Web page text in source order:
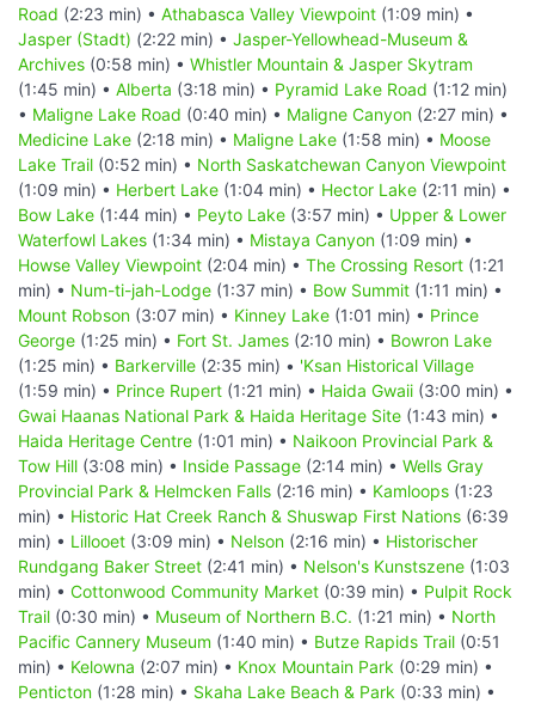
Road (2:23 min) • Athabasca Valley Viewpoint (1:09 min) •
Jasper (Stadt) (2:22 min) • Jasper-Yellowhead-Museum &
Archives (0:58 min) • Whistler Mountain & Jasper Skytram
(1:45 min) • Alberta (3:18 min) • Pyramid Lake Road (1:12 min)
• Maligne Lake Road (0:40 min) • Maligne Canyon (2:27 min) •
Medicine Lake (2:18 min) • Maligne Lake (1:58 min) • Moose
Lake Trail (0:52 min) • North Saskatchewan Canyon Viewpoint
(1:09 min) • Herbert Lake (1:04 min) • Hector Lake (2:11 min) •
Bow Lake (1:44 min) • Peyto Lake (3:57 min) • Upper & Lower
Waterfowl Lakes (1:34 min) • Mistaya Canyon (1:09 min) •
Howse Valley Viewpoint (2:04 min) • The Crossing Resort (1:21
min) • Num-ti-jah-Lodge (1:37 min) • Bow Summit (1:11 min) •
Mount Robson (3:07 min) • Kinney Lake (1:01 min) • Prince
George (1:25 min) • Fort St. James (2:10 min) • Bowron Lake
(1:25 min) • Barkerville (2:35 min) • 'Ksan Historical Village
(1:59 min) • Prince Rupert (1:21 min) • Haida Gwaii (3:00 min) •
Gwai Haanas National Park & Haida Heritage Site (1:43 min) •
Haida Heritage Centre (1:01 min) • Naikoon Provincial Park &
Tow Hill (3:08 min) • Inside Passage (2:14 min) • Wells Gray
Provincial Park & Helmcken Falls (2:16 min) • Kamloops (1:23
min) • Historic Hat Creek Ranch & Shuswap First Nations (6:39
min) • Lillooet (3:09 min) • Nelson (2:16 min) • Historischer
Rundgang Baker Street (2:41 min) • Nelson's Kunstszene (1:03
min) • Cottonwood Community Market (0:39 min) • Pulpit Rock
Trail (0:30 min) • Museum of Northern B.C. (1:21 min) • North
Pacific Cannery Museum (1:40 min) • Butze Rapids Trail (0:51
min) • Kelowna (2:07 min) • Knox Mountain Park (0:29 min) •
Penticton (1:28 min) • Skaha Lake Beach & Park (0:33 min) •